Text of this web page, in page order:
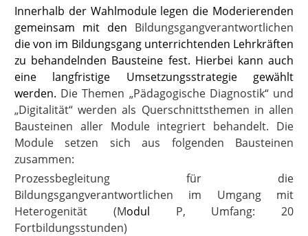
Innerhalb der Wahlmodule legen die Moderierenden
gemeinsam mit den Bildungsgangverantwortlichen
die von im Bildungsgang unterrichtenden Lehrkräften
zu behandelnden Bausteine fest. Hierbei kann auch
eine langfristige Umsetzungsstrategie gewählt
werden. Die Themen „Pädagogische Diagnostik“ und
„Digitalität“ werden als Querschnittsthemen in allen
Bausteinen aller Module integriert behandelt. Die
Module setzen sich aus folgenden Bausteinen
zusammen:
Prozessbegleitung für die
Bildungsgangverantwortlichen im Umgang mit
Heterogenität (Modul P, Umfang: 20
Fortbildungsstunden)